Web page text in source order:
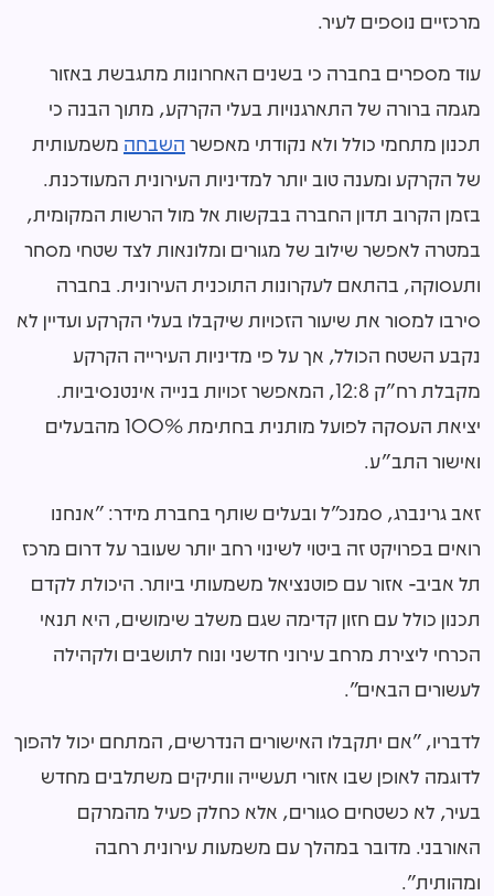
מרכזיים נוספים לעיר.
עוד מספרים בחברה כי בשנים האחרונות מתגבשת באזור
מגמה ברורה של התארגנויות בעלי הקרקע, מתוך הבנה כי
תכנון מתחמי כולל ולא נקודתי מאפשר השבחה משמעותית
של הקרקע ומענה טוב יותר למדיניות העירונית המעודכנת.
בזמן הקרוב תדון החברה בבקשות אל מול הרשות המקומית,
במטרה לאפשר שילוב של מגורים ומלונאות לצד שטחי מסחר
ותעסוקה, בהתאם לעקרונות התוכנית העירונית. בחברה
סירבו למסור את שיעור הזכויות שיקבלו בעלי הקרקע ועדיין לא
נקבע השטח הכולל, אך על פי מדיניות העירייה הקרקע
מקבלת רח"ק 12:8, המאפשר זכויות בנייה אינטנסיביות.
יציאת העסקה לפועל מותנית בחתימת 100% מהבעלים
ואישור התב"ע.
זאב גרינברג, סמנכ״ל ובעלים שותף בחברת מידר: ״אנחנו
רואים בפרויקט זה ביטוי לשינוי רחב יותר שעובר על דרום מרכז
תל אביב- אזור עם פוטנציאל משמעותי ביותר. היכולת לקדם
תכנון כולל עם חזון קדימה שגם משלב שימושים, היא תנאי
הכרחי ליצירת מרחב עירוני חדשני ונוח לתושבים ולקהילה
לעשורים הבאים״.
לדבריו, ״אם יתקבלו האישורים הנדרשים, המתחם יכול להפוך
לדוגמה לאופן שבו אזורי תעשייה וותיקים משתלבים מחדש
בעיר, לא כשטחים סגורים, אלא כחלק פעיל מהמרקם
האורבני. מדובר במהלך עם משמעות עירונית רחבה
ומהותית".